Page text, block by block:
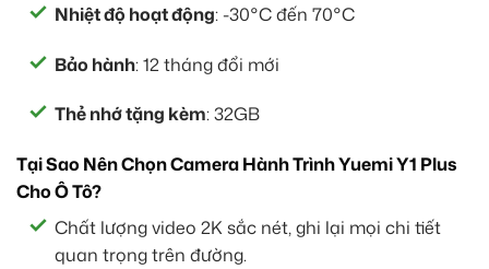
Nhiệt độ hoạt động: -30°C đến 70°C
Bảo hành: 12 tháng đổi mới
Thẻ nhớ tặng kèm: 32GB
Tại Sao Nên Chọn Camera Hành Trình Yuemi Y1 Plus
Cho Ô Tô?
Chất lượng video 2K sắc nét, ghi lại mọi chi tiết
quan trọng trên đường.